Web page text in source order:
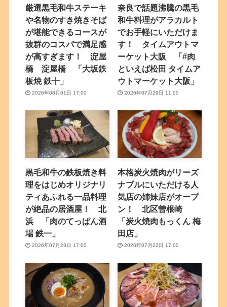
厳選黒毛和牛ステーキ
や名物のすき焼きそば
が堪能できるコースが
抜群のコスパで満足感
が高すぎます！ 淀屋
橋 淀屋橋 「大坂鉄
板焼 鉄十」
2026年08月01日 17:00
奈良で話題沸騰の黒毛
和牛料理がアラカルト
でお手軽にいただけま
す！ タイムアウトマ
ーケット大阪 「#肉
といえば松田 タイムア
ウトマーケット大阪」
2026年07月29日 11:00
黒毛和牛の鉄板焼き料
理をはじめオリジナリ
ティあふれる一品料理
が絶品の居酒屋！ 北
浜 「肉のてっぱん酒
場 鉄一」
2026年07月23日 17:00
本格炭火焼肉がリーズ
ナブルにいただける人
気店の姉妹店がオープ
ン！ 北区曽根崎
「炭火焼肉もっくん 梅
田店」
2026年07月22日 17:00